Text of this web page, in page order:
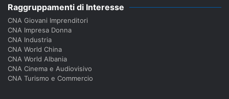
Raggruppamenti di Interesse
CNA Giovani Imprenditori
CNA Impresa Donna
CNA Industria
CNA World China
CNA World Albania
CNA Cinema e Audiovisivo
CNA Turismo e Commercio